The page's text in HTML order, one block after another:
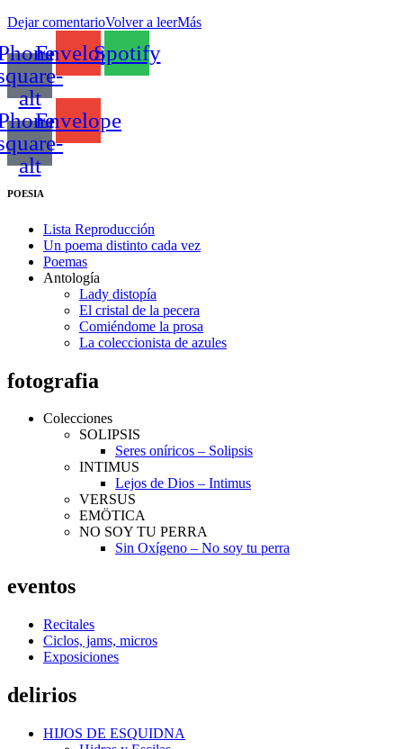
Dejar comentarioVolver a leerMás
alt
EnvelopeSpotify
alt
Envelope
POESIA
Lista Reproducción
Un poema distinto cada vez
Poemas
Antología
Lady distopía
El cristal de la pecera
Comiéndome la prosa
La coleccionista de azules
fotografia
Colecciones
SOLIPSIS
Seres oníricos – Solipsis
INTIMUS
Lejos de Dios – Intimus
VERSUS
EMÖTICA
NO SOY TU PERRA
Sin Oxígeno – No soy tu perra
eventos
Recitales
Ciclos, jams, micros
Exposiciones
delirios
HIJOS DE ESQUIDNA